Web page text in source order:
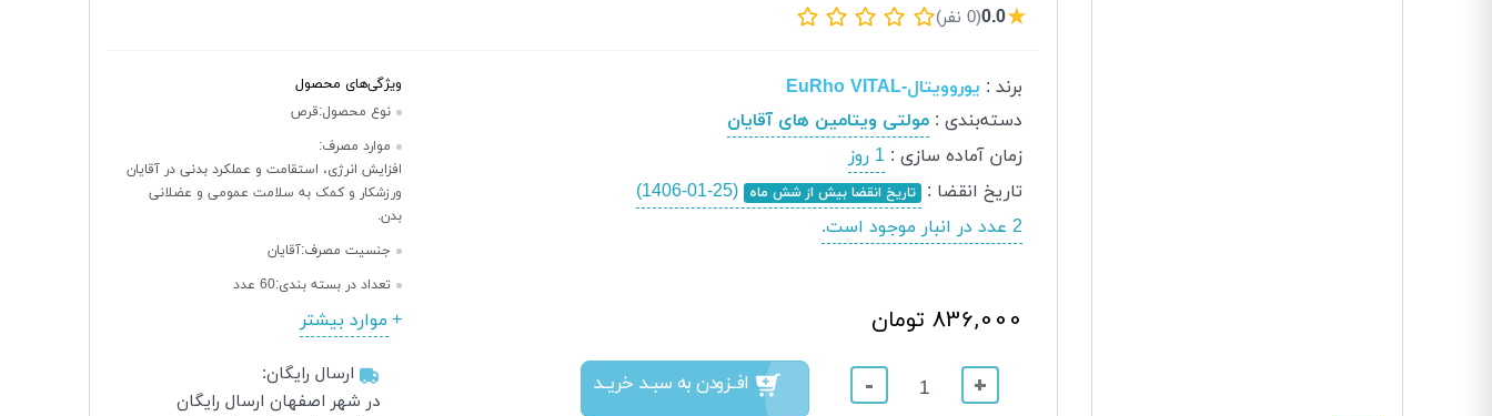
★
0.0(0 نفر)
برند : یوروویتال-EuRho VITAL
دسته‌بندی :مولتی ویتامین های آقایان
زمان آماده سازی :1 روز
تاریخ انقضا : تاریخ انقضا بیش از شش ماه (1406-01-25)
2 عدد در انبار موجود است.
836,000 تومان
+
- افــزودن به سبــد خریــد
ویژگی‌های محصول
نوع محصول:قرص
موارد مصرف:
افزایش انرژی، استقامت و عملکرد بدنی در آقایان
ورزشکار و کمک به سلامت عمومی و عضلانی
بدن.
جنسیت مصرف:آقایان
تعداد در بسته بندی:60 عدد
موارد بیشتر
ارسال رایگان:
در شهر اصفهان ارسال رایگان